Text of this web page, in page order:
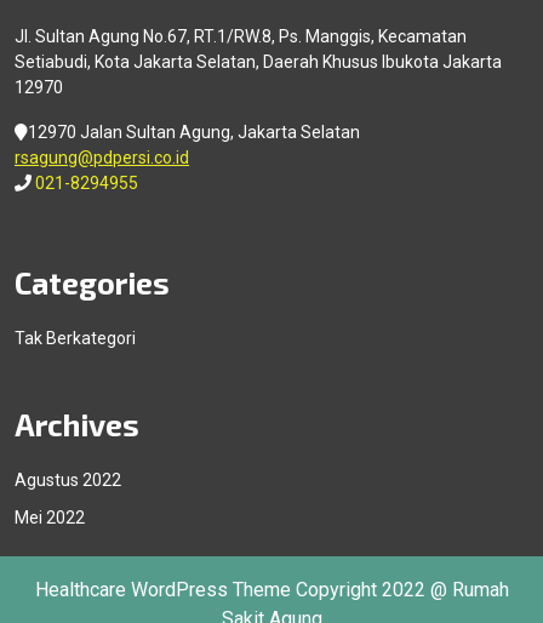
Jl. Sultan Agung No.67, RT.1/RW.8, Ps. Manggis, Kecamatan
Setiabudi, Kota Jakarta Selatan, Daerah Khusus Ibukota Jakarta
12970
12970 Jalan Sultan Agung, Jakarta Selatan
rsagung@pdpersi.co.id
021-8294955
Categories
Tak Berkategori
Archives
Agustus 2022
Mei 2022
Healthcare WordPress Theme Copyright 2022 @ Rumah